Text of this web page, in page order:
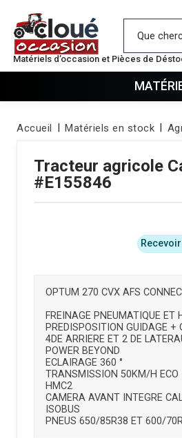
Matériels d’occasion et Pièces de
Accueil Matériels en stock
Tracteur agricole
#E155846
OPTUM 270 CVX AFS
FREINAGE PNEUMATIQUE ET
PREDISPOSITION GUIDAGE +
4DE ARRIERE ET 2 DE
POWER BEYOND
ECLAIRAGE 360 °
TRANSMISSION 50KM/H ECO
HMC2
CAMERA AVANT INTEGRE
ISOBUS
PNEUS 650/85R38 ET 600/